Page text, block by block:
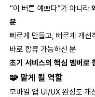
“이 버튼 예쁘다”가 아니라
분
빠르게 만들고, 빠르게 개선
바로 합류 가능하신 분
초기 서비스의 핵심 멤버로
🧩 맡게 될 역할
모바일 앱 UI/UX 완성도